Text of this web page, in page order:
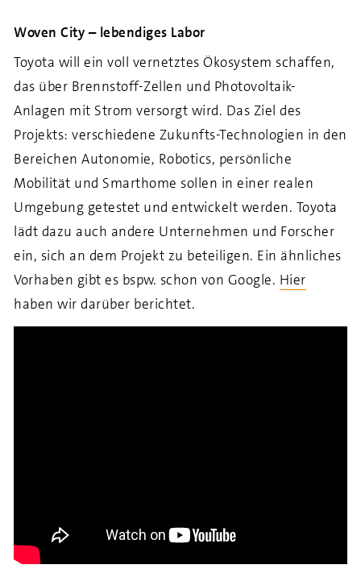
Woven City – lebendiges Labor
Toyota will ein voll vernetztes Ökosystem schaffen,
das über Brennstoff-Zellen und Photovoltaik-
Anlagen mit Strom versorgt wird. Das Ziel des
Projekts: verschiedene Zukunfts-Technologien in den
Bereichen Autonomie, Robotics, persönliche
Mobilität und Smarthome sollen in einer realen
Umgebung getestet und entwickelt werden. Toyota
lädt dazu auch andere Unternehmen und Forscher
ein, sich an dem Projekt zu beteiligen. Ein ähnliches
Vorhaben gibt es bspw. schon von Google. Hier
haben wir darüber berichtet.